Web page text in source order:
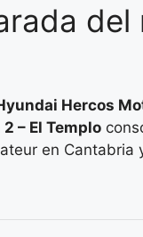
del
Hercos
2 – El Templo
en Cantabria